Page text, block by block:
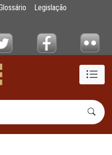
sobre a rede de
Legislação